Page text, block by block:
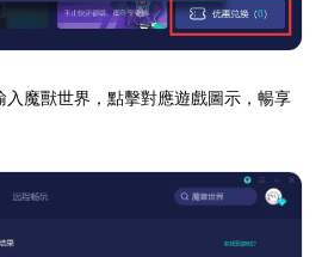
魔獸世界，點擊對應遊戲圖示，暢享